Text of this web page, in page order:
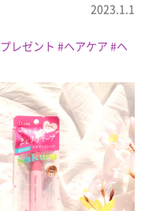
2023.1.1
プレゼント ヘアケア
ヘ